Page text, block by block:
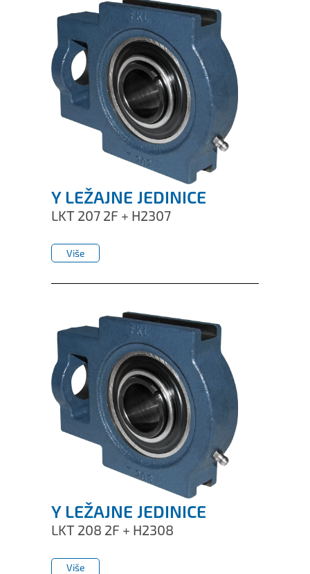
Y LEŽAJNE JEDINICE
LKT 207 2F + H2307
Više
Y LEŽAJNE JEDINICE
LKT 208 2F + H2308
Više